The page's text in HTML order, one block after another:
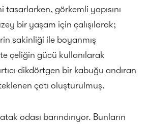
tasarlarken, görkemli yapısını
bir yaşam için çalışılarak;
sakinliği ile boyanmış
çeliğin gücü kullanılarak
dikdörtgen bir kabuğu andıran
çatı oluşturulmuş.
odası barındırıyor. Bunların